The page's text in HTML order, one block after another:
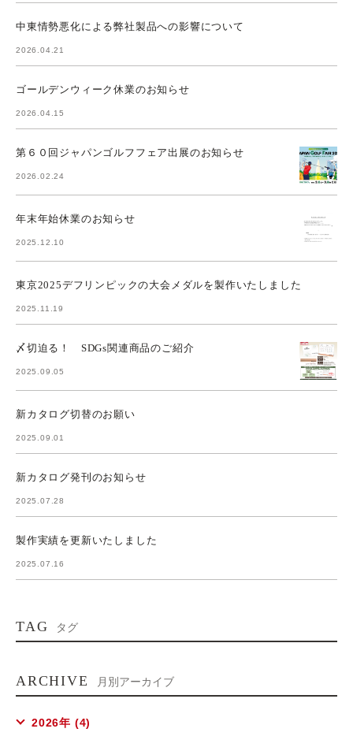
中東情勢悪化による弊社製品への影響について
2026.04.21
ゴールデンウィーク休業のお知らせ
2026.04.15
第６０回ジャパンゴルフフェア出展のお知らせ
2026.02.24
年末年始休業のお知らせ
2025.12.10
東京2025デフリンピックの大会メダルを製作いたしました
2025.11.19
〆切迫る！ SDGs関連商品のご紹介
2025.09.05
新カタログ切替のお願い
2025.09.01
新カタログ発刊のお知らせ
2025.07.28
製作実績を更新いたしました
2025.07.16
TAG タグ
ARCHIVE 月別アーカイブ
2026年 (4)